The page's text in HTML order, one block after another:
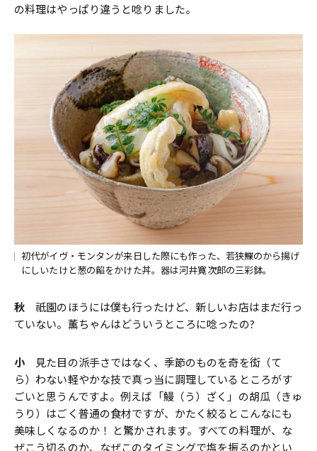
の料理はやっぱり違うと唸りました。
初代がイヴ・モンタンが来日した際にも作った、若狭鰈のから揚げ
にしいたけと葱の餡をかけた丼。器は河井寛次郎の三彩鉢。
秋 祇園のほうには僕も行ったけど、新しいお店はまだ行っ
ていない。薫ちゃんはどういうところに唸ったの?
小 見た目の派手さではなく、季節のものを奇を衒（て
ら）わない軽やかな技で真っ当に調理しているところがす
ごいと思うんですよ。例えば「鰻（う）ざく」の胡瓜（きゅ
うり）はごく普通の食材ですが、かたく絞るとこんなにも
美味しくなるのか！ と驚かされます。すべての料理が、な
ぜこう切るのか、なぜこのタイミングで塩を振るのかとい